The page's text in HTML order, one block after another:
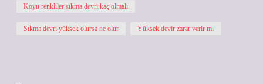
Koyu renkliler sıkma devri kaç olmalı
Sıkma devri yüksek olursa ne olur Yüksek devir zarar verir mi